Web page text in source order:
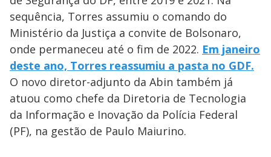
sequência, Torres assumiu o comando do
Ministério da Justiça a convite de Bolsonaro,
onde permaneceu até o fim de 2022. Em janeiro
deste ano, Torres reassumiu a pasta no GDF.
O novo diretor-adjunto da Abin também já
atuou como chefe da Diretoria de Tecnologia
da Informação e Inovação da Polícia Federal
(PF), na gestão de Paulo Maiurino.